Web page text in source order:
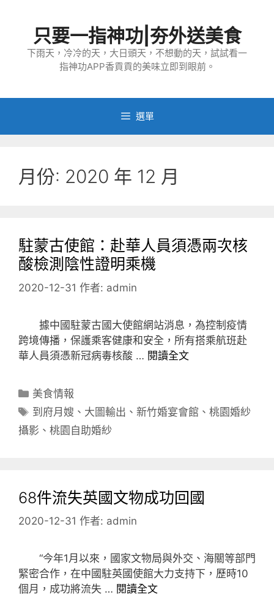
只要一指神功|夯外送美食
下雨天，冷冷的天，大日頭天，不想動的天，試試看一
指神功APP香貢貢的美味立即到眼前。
選單
月份: 2020 年 12 月
駐蒙古使館：赴華人員須憑兩次核
酸檢測陰性證明乘機
2020-12-31 作者: admin
據中國駐蒙古國大使館網站消息，為控制疫情
跨境傳播，保護乘客健康和安全，所有搭乘航班赴
華人員須憑新冠病毒核酸 … 閱讀全文
分
類
美食情報
標
籤
到府月嫂 、 大圖輸出 、新竹婚宴會館 、桃園婚紗
攝影 、 桃園自助婚紗
68件流失英國文物成功回國
2020-12-31 作者: admin
“今年1月以來，國家文物局與外交、海關等部門
緊密合作，在中國駐英國使館大力支持下，歷時10
個月，成功將流失 … 閱讀全文